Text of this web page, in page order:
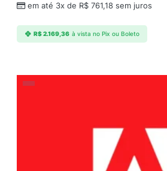
em até 3x de R$ 761,18 sem juros
R$2.169,36 à vista no Pix ou Boleto